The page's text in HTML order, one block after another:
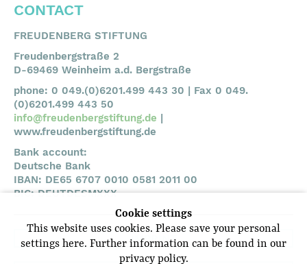
Cookie settings
This website uses cookies. Please save your personal
settings here. Further information can be found in our
privacy policy.
CONTACT
FREUDENBERG STIFTUNG
Freudenbergstraße 2
D-69469 Weinheim a.d. Bergstraße
phone: 0 049.(0)6201.499 443 30 | Fax 0 049.
(0)6201.499 443 50
info@freudenbergstiftung.de |
www.freudenbergstiftung.de
Bank account:
Deutsche Bank
IBAN: DE65 6707 0010 0581 2011 00
BIC: DEUTDESMXXX
IMPRINT